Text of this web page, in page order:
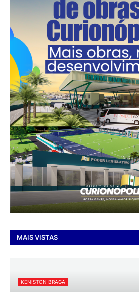
MAIS VISTAS
KENISTON BRAGA